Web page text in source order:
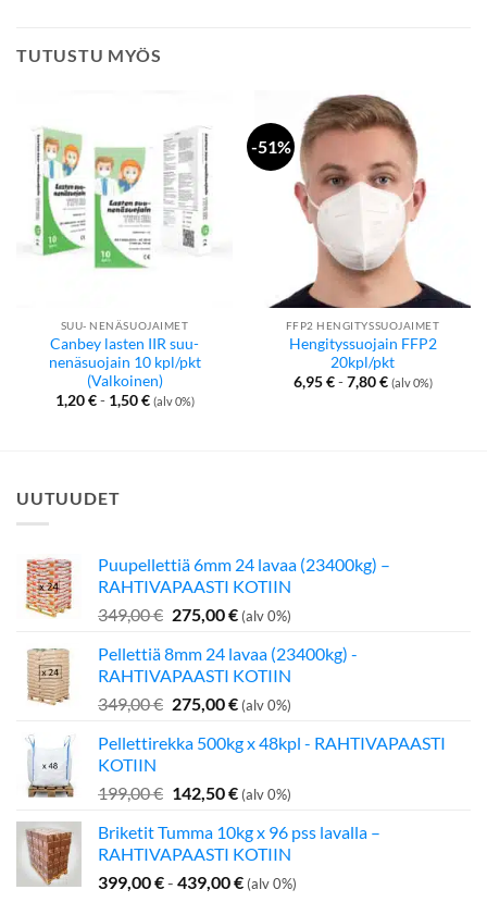
TUTUSTU MYÖS
SUU- NENÄSUOJAIMET
Canbey lasten IIR suu-
nenäsuojain 10 kpl/pkt
(Valkoinen)
1,20€- 1,50€ (alv 0%)
-51%
FFP2 HENGITYSSUOJAIMET
Hengityssuojain FFP2
20kpl/pkt
6,95€-7,80€ (alv 0%)
UUTUUDET
Puupellettiä 6mm 24 lavaa (23400kg) –
RAHTIVAPAASTI KOTIIN
349,00€ Alkuperäinen
oli:
349,00 €.
275,00€Nykyinen
on:
275,00 €.
(alv 0%)
Pellettiä 8mm 24 lavaa (23400kg) -
RAHTIVAPAASTI KOTIIN
349,00€ Alkuperäinen
oli:
275,00€Nykyinen
on:
(alv 0%)
Pellettirekka 500kg x 48kpl - RAHTIVAPAASTI
KOTIIN
199,00€ Alkuperäinen
oli:
199,00 €.
142,50€Nykyinen
on:
142,50 €.
(alv 0%)
Briketit Tumma 10kg x 96 pss lavalla –
RAHTIVAPAASTI KOTIIN
399,00€- 439,00€ (alv 0%)